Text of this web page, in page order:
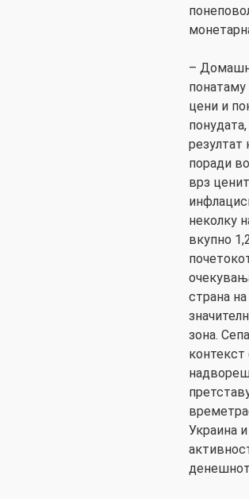
–
цени и
резултат
поради
врз
неколку
вкупно
страна
зона.
Украина